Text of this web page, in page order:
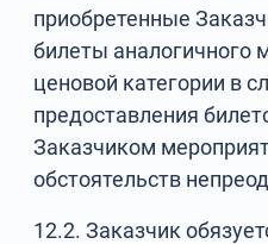
приобретенные
билеты аналогичного
ценовой категории в
предоставления
Заказчиком
обстоятельств
12.2. Заказчик